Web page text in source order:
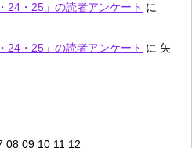
24・25」の読者アンケート に
24・25」の読者アンケート に 矢
08 09 10 11 12